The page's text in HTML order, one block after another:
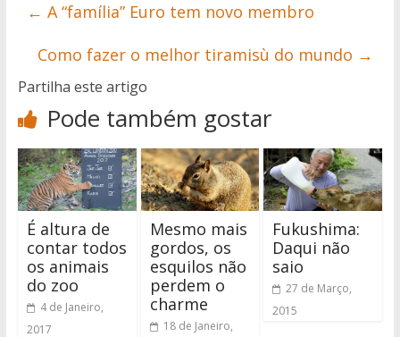
← A “família” Euro tem novo membro
Como fazer o melhor tiramisù do mundo →
Partilha este artigo
Pode também gostar
É altura de
contar todos
os animais
do zoo
4 de Janeiro,
2017
Mesmo mais
gordos, os
esquilos não
perdem o
charme
18 de Janeiro,
Fukushima:
Daqui não
saio
27 de Março,
2015